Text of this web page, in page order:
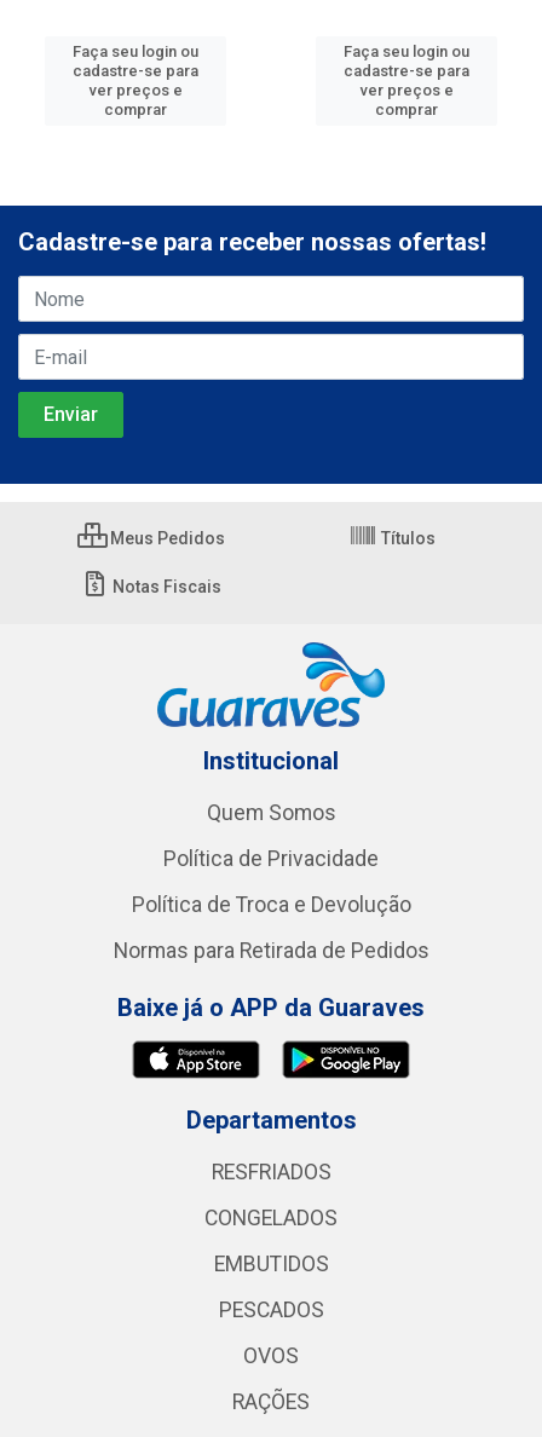
Faça seu login ou
cadastre-se para
ver preços e
comprar
Faça seu login ou
cadastre-se para
ver preços e
comprar
Cadastre-se para receber nossas ofertas!
Meus Pedidos Títulos
Notas Fiscais
Institucional
Quem Somos
Política de Privacidade
Política de Troca e Devolução
Normas para Retirada de Pedidos
Baixe já o APP da Guaraves
Departamentos
RESFRIADOS
CONGELADOS
EMBUTIDOS
PESCADOS
OVOS
RAÇÕES